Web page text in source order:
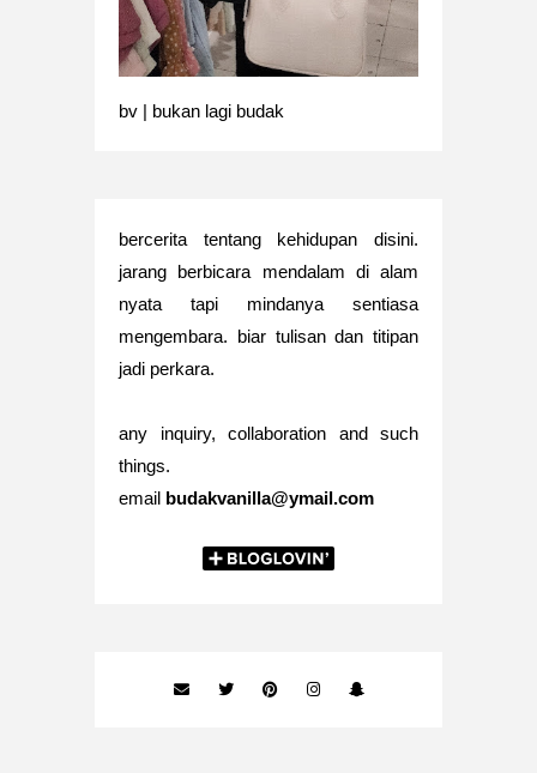
bv | bukan lagi budak
bercerita tentang kehidupan disini.
jarang berbicara mendalam di alam
nyata tapi mindanya sentiasa
mengembara. biar tulisan dan titipan
jadi perkara.
any inquiry, collaboration and such
things.
email budakvanilla@ymail.com